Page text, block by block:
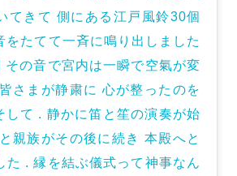
てきて 側にある江戸風鈴30個
をたてて一斉に鳴り出しました
その音で宮内は一瞬で空氣が変
さまが静粛に 心が整ったのを
して . 静かに笛と笙の演奏が始
親族がその後に続き 本殿へと
た . 縁を結ぶ儀式って神事なん